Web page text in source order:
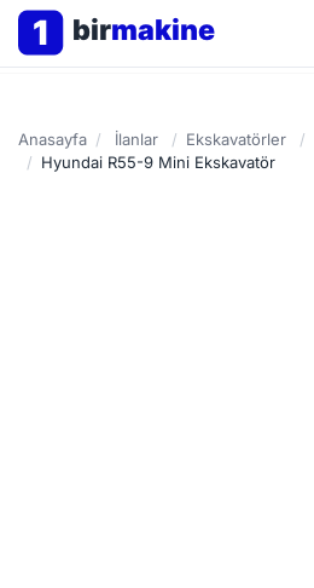
1 birmakine
Anasayfa / İlanlar / Ekskavatörler /
/ Hyundai R55-9 Mini Ekskavatör